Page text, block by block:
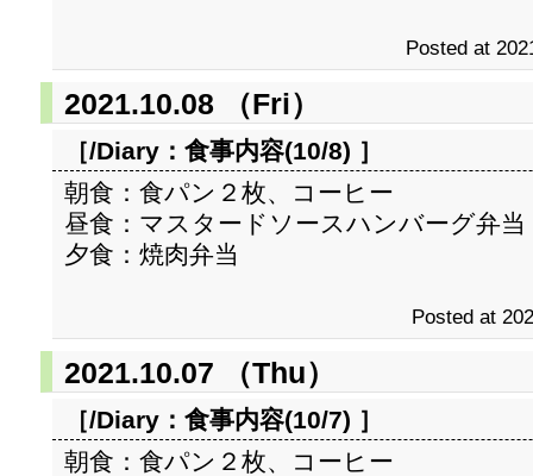
Posted at
2021.10.08 （Fri）
［/Diary： 食事内容(10/8) ］
朝食：食パン２枚、コーヒー
昼食：マスタードソースハンバーグ弁当
夕食：焼肉弁当
Posted at
2021.10.07 （Thu）
［/Diary： 食事内容(10/7) ］
朝食：食パン２枚、コーヒー